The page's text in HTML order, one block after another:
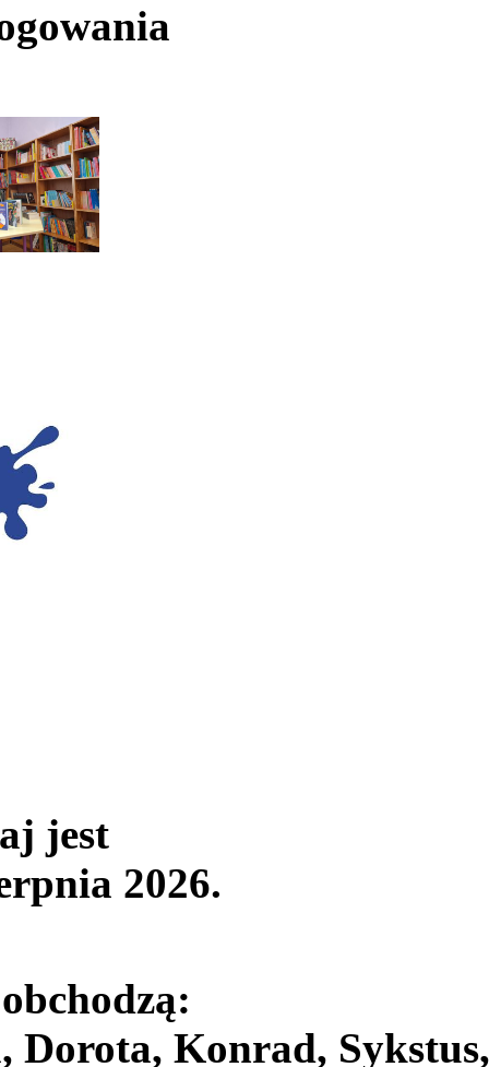
jest
2026.
Konrad, Sykstus,